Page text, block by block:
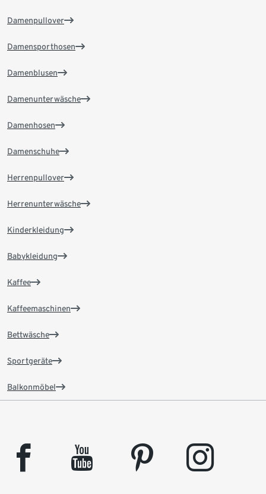
Damenpullover
Damensporthosen
Damenblusen
Damenunterwäsche
Damenhosen
Damenschuhe
Herrenpullover
Herrenunterwäsche
Kinderkleidung
Babykleidung
Kaffee
Kaffeemaschinen
Bettwäsche
Sportgeräte
Balkonmöbel
facebook youtube pinterest instagram